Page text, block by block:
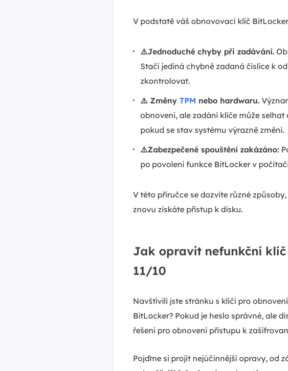
V podstatě váš obnovovací klíč
⚠️Jednoduché chyby při zadávání.
Stačí jediná chybně zadaná číslice k
zkontrolovat.
⚠️ Změny TPM nebo hardwaru.
obnovení, ale zadání klíče může
pokud se stav systému výrazně změní.
⚠️Zabezpečené spouštění zakázáno:
po povolení funkce BitLocker v
V této příručce se dozvíte různé
znovu získáte přístup k disku.
Jak opravit nefunkční
11/10
Navštívili jste stránku s klíči pro
BitLocker? Pokud je heslo správné, ale
řešení pro obnovení přístupu k
Pojďme si projít nejúčinnější opravy, od